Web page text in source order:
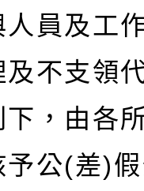
人員及工
及不支領
下，由各
予公(差)